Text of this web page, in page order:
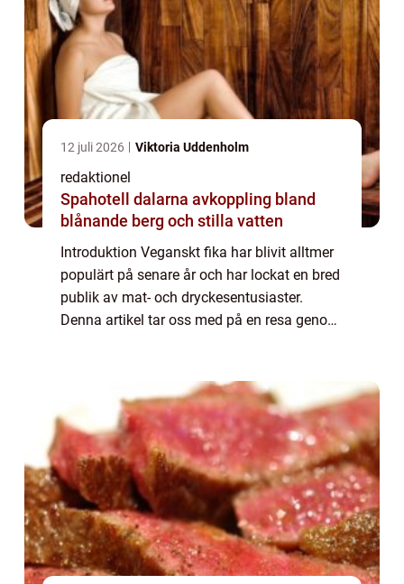
12 juli 2026 Viktoria Uddenholm
redaktionel
Spahotell dalarna avkoppling bland
blånande berg och stilla vatten
Introduktion Veganskt fika har blivit alltmer
populärt på senare år och har lockat en bred
publik av mat- och dryckesentusiaster.
Denna artikel tar oss med på en resa genom